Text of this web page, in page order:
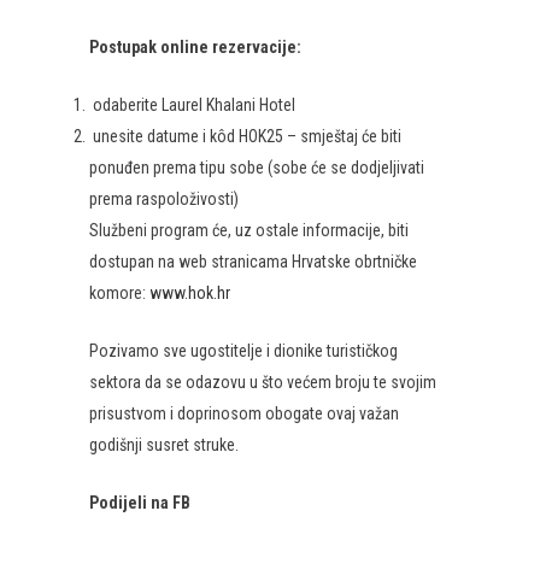
Postupak online rezervacije:
odaberite Laurel Khalani Hotel
unesite datume i kôd HOK25 – smještaj će biti
ponuđen prema tipu sobe (sobe će se dodjeljivati
prema raspoloživosti)
Službeni program će, uz ostale informacije, biti
dostupan na web stranicama Hrvatske obrtničke
komore: www.hok.hr
Pozivamo sve ugostitelje i dionike turističkog
sektora da se odazovu u što većem broju te svojim
prisustvom i doprinosom obogate ovaj važan
godišnji susret struke.
Podijeli na FB